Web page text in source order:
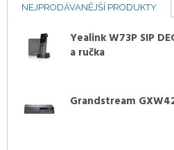
NEJPRODÁVANĚJŠÍ PRODUKTY
Yealink W73P SIP
a ručka
Grandstream